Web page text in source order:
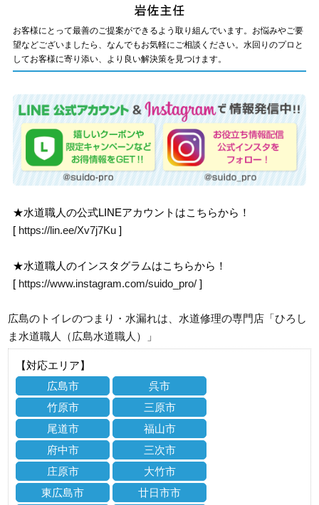
お客様にとって最善のご提案ができるよう取り組んでいます。お悩みやご要
望などございましたら、なんでもお気軽にご相談ください。水回りのプロと
してお客様に寄り添い、より良い解決策を見つけます。
★水道職人の公式LINEアカウントはこちらから！
[ https://lin.ee/Xv7j7Ku ]
★水道職人のインスタグラムはこちらから！
[ https://www.instagram.com/suido_pro/ ]
広島のトイレのつまり・水漏れは、水道修理の専門店「ひろし
ま水道職人（広島水道職人）」
【対応エリア】
広島市
呉市
竹原市
三原市
尾道市
福山市
府中市
三次市
庄原市
大竹市
東広島市
廿日市市